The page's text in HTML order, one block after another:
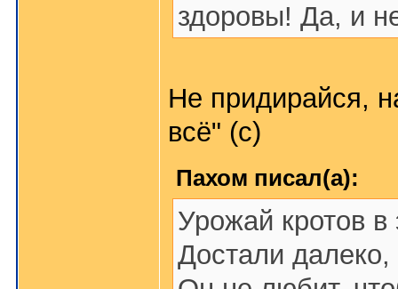
здоровы! Да, и
Не придирайся,
всё" (с)
Пахом писал(а):
Урожай кротов
Достали